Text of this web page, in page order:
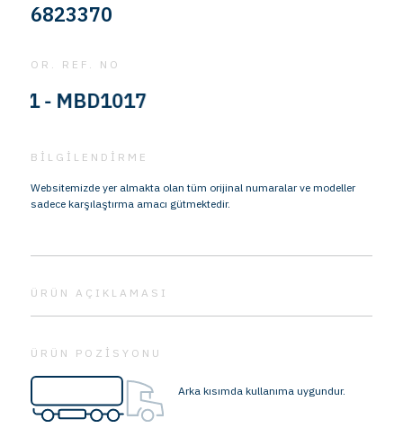
6823370
OR. REF. NO
MBD1017
BİLGİLENDİRME
Websitemizde yer almakta olan tüm orijinal numaralar ve modeller
sadece karşılaştırma amacı gütmektedir.
ÜRÜN AÇIKLAMASI
ÜRÜN POZİSYONU
Arka kısımda kullanıma uygundur.